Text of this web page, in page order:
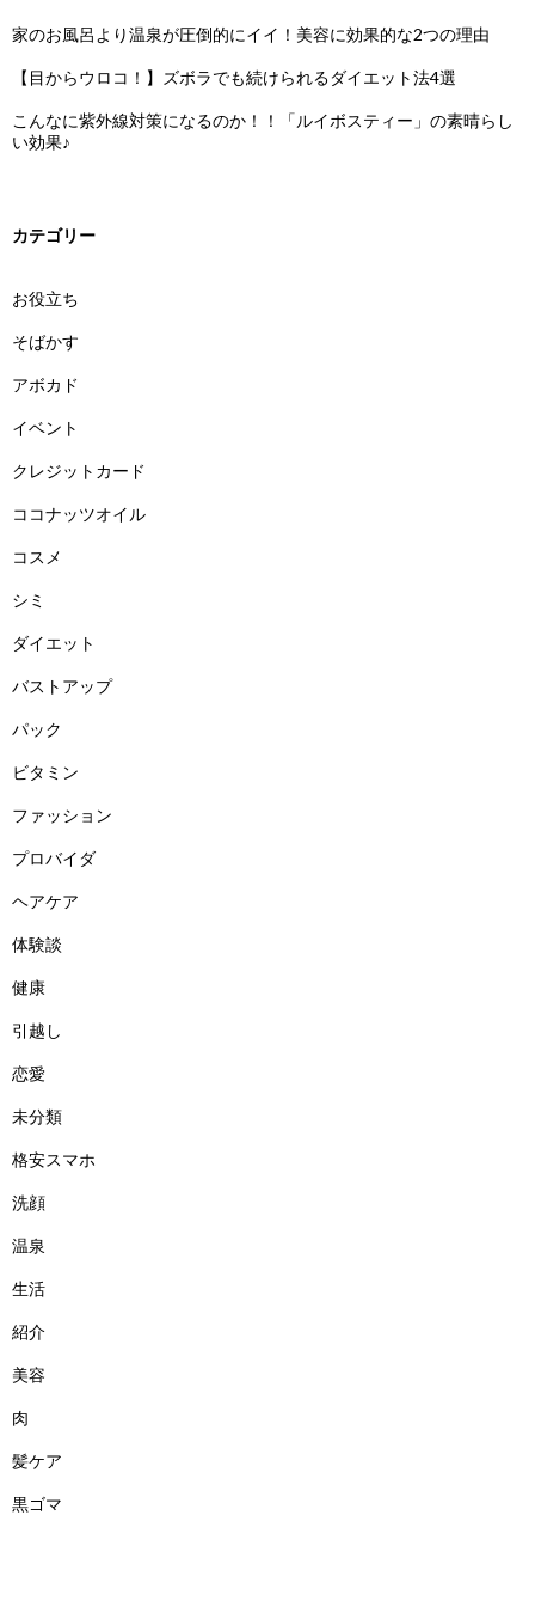
家のお風呂より温泉が圧倒的にイイ！美容に効果的な2つの理由
【目からウロコ！】ズボラでも続けられるダイエット法4選
こんなに紫外線対策になるのか！！「ルイボスティー」の素晴らし
い効果♪
カテゴリー
お役立ち
そばかす
アボカド
イベント
クレジットカード
ココナッツオイル
コスメ
シミ
ダイエット
バストアップ
パック
ビタミン
ファッション
プロバイダ
ヘアケア
体験談
健康
引越し
恋愛
未分類
格安スマホ
洗顔
温泉
生活
紹介
美容
肉
髪ケア
黒ゴマ